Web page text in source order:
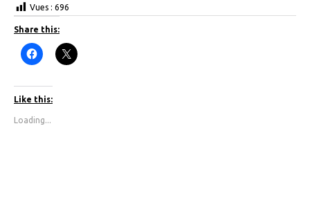
Vues : 696
Share this:
C
l
k
t
o
h
C
l
Like this:
Loading...